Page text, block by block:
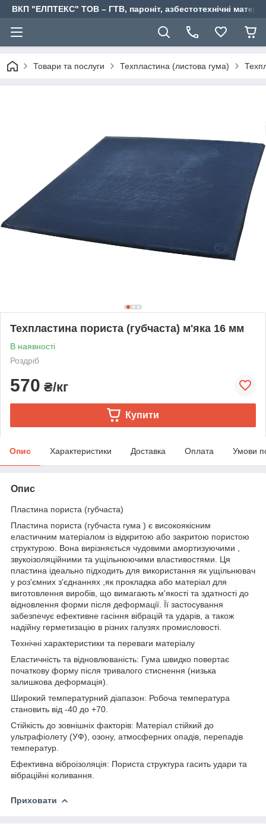
ВКП "ЕЛПТЕКС" ТОВ – ГТВ, пароніт, азбестотехнічні
Товари та послуги Техпластина (листова гума)
Техпластина пориста (губчаста) м'яка 16 мм
В наявності
Роздріб
570 ₴/кг
Купити
Опис Характеристики Доставка Оплата Умови
Опис
Пластина пориста (губчаста)
Пластина пориста (губчаста гума ) є високоякісним
еластичним матеріалом із відкритою або закритою пористою
структурою. Вона вирізняється чудовими амортизуючими ,
звукоізоляційними та ущільнюючими властивостями. Ця
пластина ідеально підходить для використання як ущільнювач
у роз'ємних з'єднаннях ,як прокладка або матеріал для
виготовлення виробів, що вимагають м'якості та здатності до
відновлення форми після деформації. Її застосування
забезпечує ефективне гасіння вібрацій та ударів, а також
надійну герметизацію в різних галузях промисловості.
Технічні характеристики та переваги матеріалу
Еластичність та відновлюваність: Гума швидко повертає
початкову форму після тривалого стиснення (низька
залишкова деформація).
Широкий температурний діапазон: Робоча температура
становить від -40 до +70.
Стійкість до зовнішніх факторів: Матеріал стійкий до
ультрафіолету (УФ), озону, атмосферних опадів, перепадів
температур.
Ефективна віброізоляція: Пориста структура гасить удари та
вібраційні коливання.
Приховати